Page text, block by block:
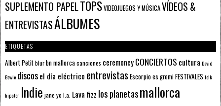
SUPLEMENTO PAPELTOPSVIDEOJUEGOS Y MÚSICAVÍDEOS &
ENTREVISTASÁLBUMES
ETIQUETAS
Albert Petitblurbn mallorcacanciones ceremoneyCONCIERTOS cultura David
Bowie discosel día eléctrico entrevistas Escorpioes gremiFESTIVALES folk
hipster Indie jane yo l.a. Lava fizz los planetasmallorca